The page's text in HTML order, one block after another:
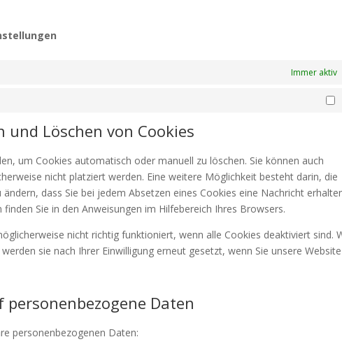
Immer aktiv
Löschen von Cookies
um Cookies automatisch oder manuell zu löschen. Sie können auch
nicht platziert werden. Eine weitere Möglichkeit besteht darin, die
dass Sie bei jedem Absetzen eines Cookies eine Nachricht
Sie in den Anweisungen im Hilfebereich Ihres Browsers.
nicht richtig funktioniert, wenn alle Cookies deaktiviert sind.
sie nach Ihrer Einwilligung erneut gesetzt, wenn Sie unsere Website
personenbezogene Daten
personenbezogenen Daten: